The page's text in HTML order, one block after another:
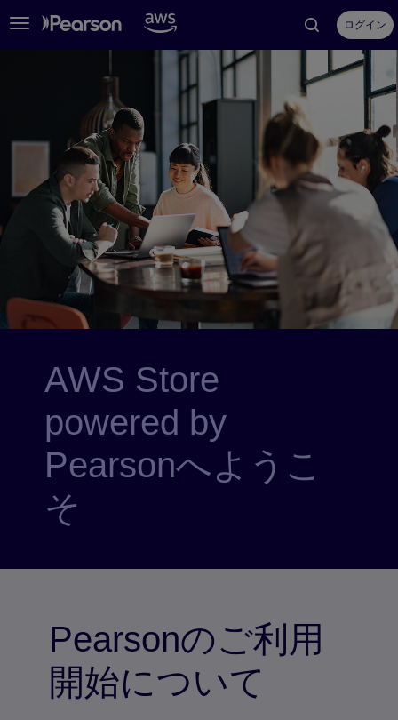
Toggle
navigation
ログイン
AWS Store
powered by
Pearsonへようこ
そ
Pearsonのご利用
開始について